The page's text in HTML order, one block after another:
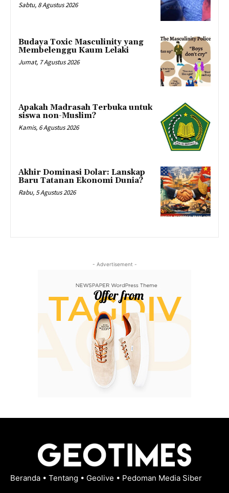
Sabtu, 8 Agustus 2026
Budaya Toxic Masculinity yang
Membelenggu Kaum Lelaki
Jumat, 7 Agustus 2026
Apakah Madrasah Terbuka untuk
siswa non-Muslim?
Kamis, 6 Agustus 2026
Akhir Dominasi Dolar: Lanskap
Baru Tatanan Ekonomi Dunia?
Rabu, 5 Agustus 2026
- Advertisement -
Beranda • Tentang • Geolive • Pedoman Media Siber